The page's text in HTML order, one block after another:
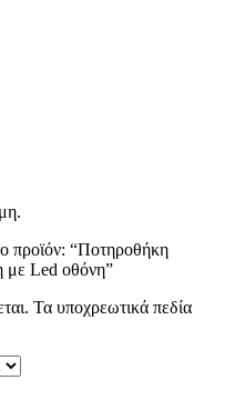
προϊόν: “Ποτηροθήκη
με Led οθόνη”
Τα υποχρεωτικά πεδία